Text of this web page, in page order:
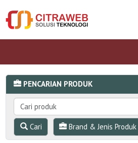
PENCARIAN PRODUK
Cari Brand & Jenis Produk